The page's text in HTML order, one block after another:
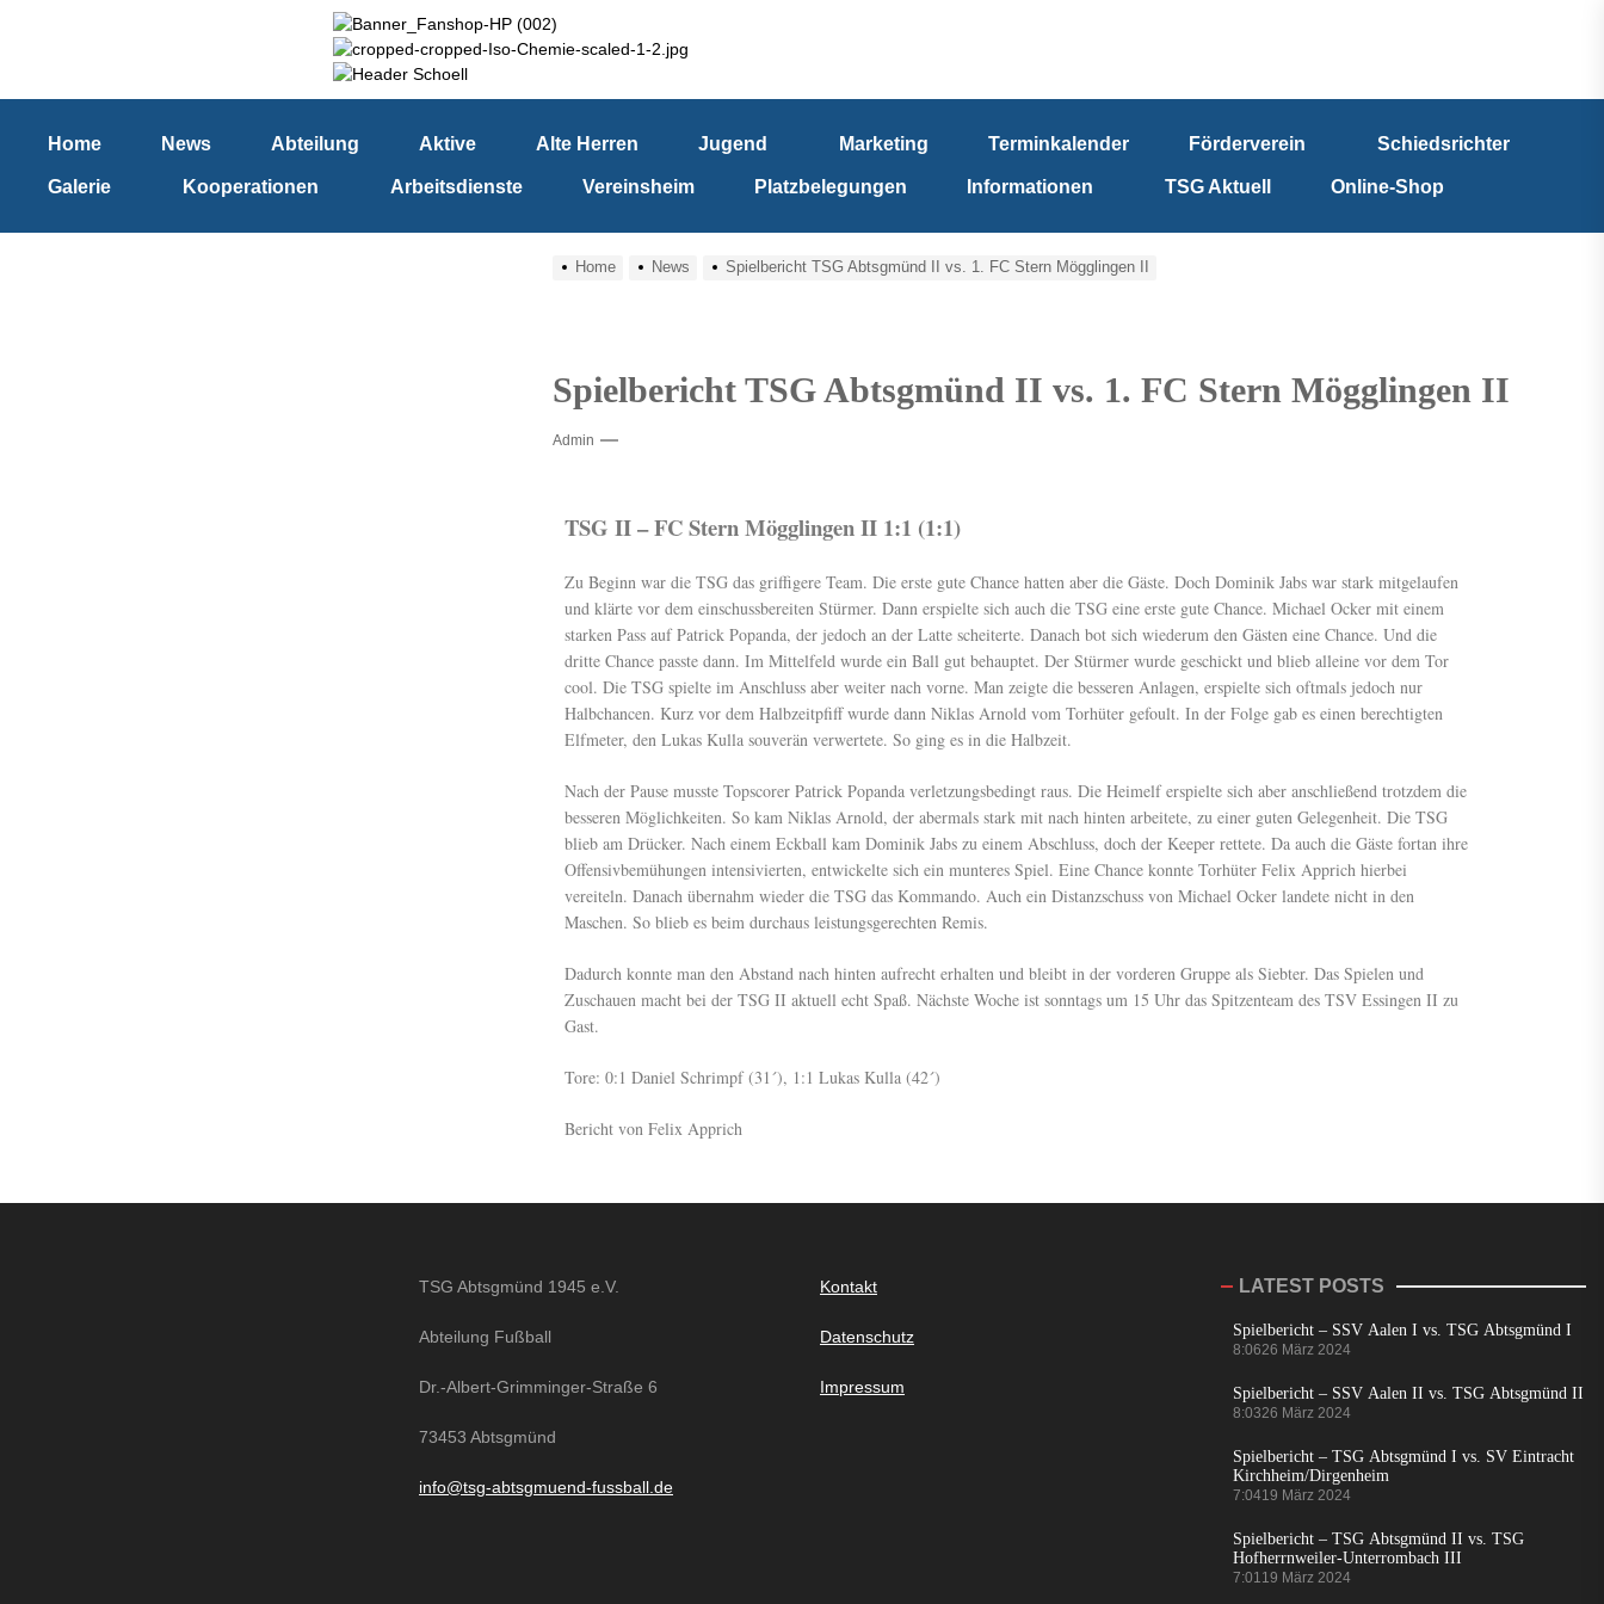
Home News Abteilung Aktive Alte Herren Jugend Marketing Terminkalender Förderverein Schiedsrichter
Galerie Kooperationen Arbeitsdienste Vereinsheim Platzbelegungen Informationen TSG Aktuell Online-Shop
Home News Spielbericht TSG Abtsgmünd II vs. 1. FC Stern Mögglingen II
Spielbericht TSG Abtsgmünd II vs. 1. FC Stern Mögglingen II
Admin
TSG II – FC Stern Mögglingen II 1:1 (1:1)
Zu Beginn war die TSG das griffigere Team. Die erste gute Chance hatten aber die Gäste. Doch Dominik Jabs war stark mitgelaufen
und klärte vor dem einschussbereiten Stürmer. Dann erspielte sich auch die TSG eine erste gute Chance. Michael Ocker mit einem
starken Pass auf Patrick Popanda, der jedoch an der Latte scheiterte. Danach bot sich wiederum den Gästen eine Chance. Und die
dritte Chance passte dann. Im Mittelfeld wurde ein Ball gut behauptet. Der Stürmer wurde geschickt und blieb alleine vor dem Tor
cool. Die TSG spielte im Anschluss aber weiter nach vorne. Man zeigte die besseren Anlagen, erspielte sich oftmals jedoch nur
Halbchancen. Kurz vor dem Halbzeitpfiff wurde dann Niklas Arnold vom Torhüter gefoult. In der Folge gab es einen berechtigten
Elfmeter, den Lukas Kulla souverän verwertete. So ging es in die Halbzeit.
Nach der Pause musste Topscorer Patrick Popanda verletzungsbedingt raus. Die Heimelf erspielte sich aber anschließend trotzdem die
besseren Möglichkeiten. So kam Niklas Arnold, der abermals stark mit nach hinten arbeitete, zu einer guten Gelegenheit. Die TSG
blieb am Drücker. Nach einem Eckball kam Dominik Jabs zu einem Abschluss, doch der Keeper rettete. Da auch die Gäste fortan ihre
Offensivbemühungen intensivierten, entwickelte sich ein munteres Spiel. Eine Chance konnte Torhüter Felix Apprich hierbei
vereiteln. Danach übernahm wieder die TSG das Kommando. Auch ein Distanzschuss von Michael Ocker landete nicht in den
Maschen. So blieb es beim durchaus leistungsgerechten Remis.
Dadurch konnte man den Abstand nach hinten aufrecht erhalten und bleibt in der vorderen Gruppe als Siebter. Das Spielen und
Zuschauen macht bei der TSG II aktuell echt Spaß. Nächste Woche ist sonntags um 15 Uhr das Spitzenteam des TSV Essingen II zu
Gast.
Tore: 0:1 Daniel Schrimpf (31´), 1:1 Lukas Kulla (42´)
Bericht von Felix Apprich
TSG Abtsgmünd 1945 e.V.
Abteilung Fußball
Dr.-Albert-Grimminger-Straße 6
73453 Abtsgmünd
info@tsg-abtsgmuend-fussball.de
Kontakt
Datenschutz
Impressum
LATEST POSTS
Spielbericht – SSV Aalen I vs. TSG Abtsgmünd I
8:0626 März 2024
Spielbericht – SSV Aalen II vs. TSG Abtsgmünd II
8:0326 März 2024
Spielbericht – TSG Abtsgmünd I vs. SV Eintracht
Kirchheim/Dirgenheim
7:0419 März 2024
Spielbericht – TSG Abtsgmünd II vs. TSG
Hofherrnweiler-Unterrombach III
7:0119 März 2024